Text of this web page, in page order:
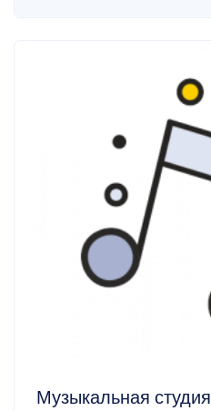
Музыкальная студия